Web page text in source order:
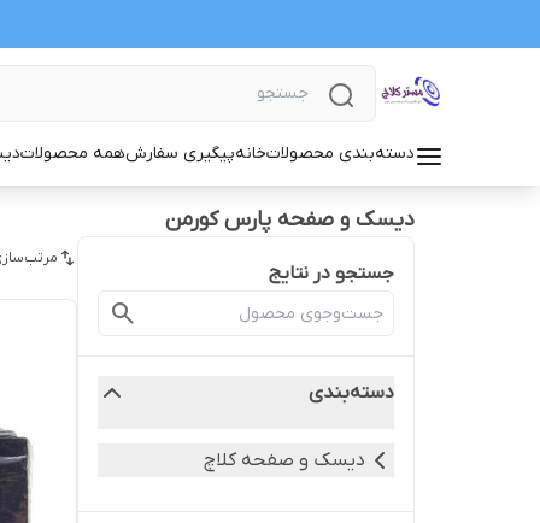
دسته‌بندی محصولاتخانهپیگیری سفارشهمه محصولات
دیسک و صفحه پارس کورمن
جستجو در نتایج
دسته‌بندی
دیسک و صفحه کلاچ